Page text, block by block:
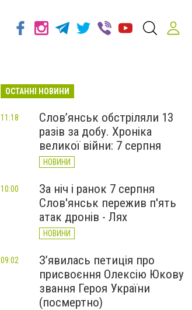
ОСТАННІ НОВИНИ
Слов’янськ обстріляли 13
разів за добу. Хроніка
великої війни: 7 серпня
НОВИНИ
11:18
За ніч і ранок 7 серпня
Слов'янськ пережив п'ять
атак дронів - Лях
НОВИНИ
10:00
З’явилась петиція про
присвоєння Олексію Юкову
звання Героя України
(посмертно)
09:02